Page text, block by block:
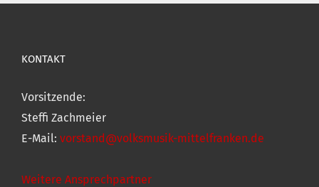
KONTAKT
Vorsitzende:
Steffi Zachmeier
E-Mail: vorstand@volksmusik-mittelfranken.de
Weitere Ansprechpartner